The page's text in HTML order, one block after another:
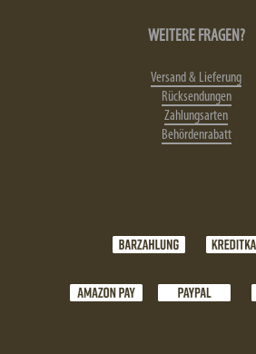
WEITERE FRAGEN?
Versand & Lieferung
Rücksendungen
Zahlungsarten
Behördenrabatt